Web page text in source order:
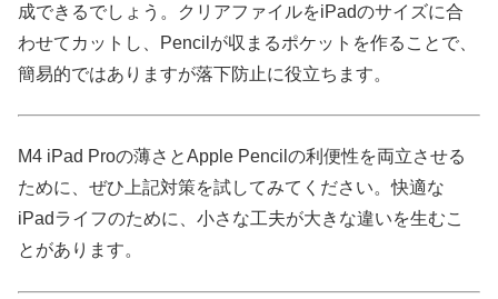
成できるでしょう。クリアファイルをiPadのサイズに合
わせてカットし、Pencilが収まるポケットを作ることで、
簡易的ではありますが落下防止に役立ちます。
M4 iPad Proの薄さとApple Pencilの利便性を両立させる
ために、ぜひ上記対策を試してみてください。快適な
iPadライフのために、小さな工夫が大きな違いを生むこ
とがあります。